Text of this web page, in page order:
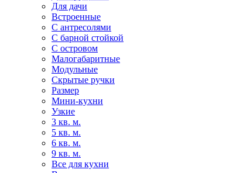
Для дачи
Встроенные
С антресолями
С барной стойкой
С островом
Малогабаритные
Модульные
Скрытые ручки
Размер
Мини-кухни
Узкие
3 кв. м.
5 кв. м.
6 кв. м.
9 кв. м.
Все для кухни